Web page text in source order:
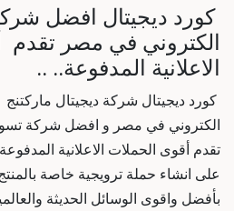
كورد ديجيتال افضل
الكتروني في مصر تقدم
الاعلانية المدفوعة.. ..
كورد ديجيتال شركة ديجيتال
الكتروني في مصر و افضل شركة
تقدم أقوى الحملات الاعلانية
على انشاء حملة ترويجية خاصة
بأفضل واقوى الوسائل الحديثة